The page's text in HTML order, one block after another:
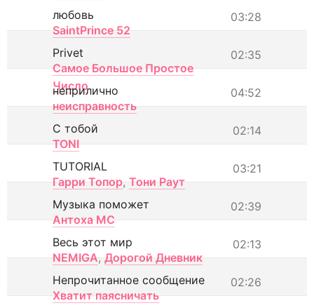
03:28
любовь
SaintPrince 52
02:35
Privet
Самое Большое Простое
Число
04:52
неприлично
неисправность
02:14
С тобой
TONI
03:21
TUTORIAL
Гарри Топор, Тони Раут
02:39
Музыка поможет
Антоха МС
02:13
Весь этот мир
NEMIGA, Дорогой Дневник
02:26
Непрочитанное сообщение
Хватит паясничать